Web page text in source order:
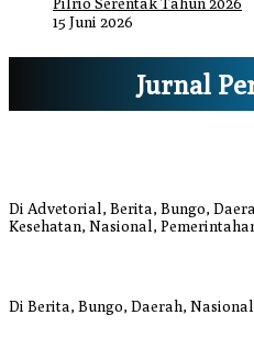
Pilrio Serentak Tahun 2026
15 Juni 2026
Jurnal
Di Advetorial, Berita, Bungo,
Kesehatan, Nasional,
Di Berita, Bungo, Daerah,